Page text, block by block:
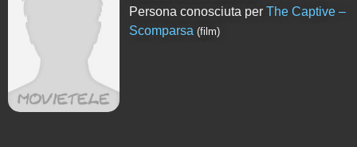
Persona conosciuta perThe Captive –
Scomparsa (film)